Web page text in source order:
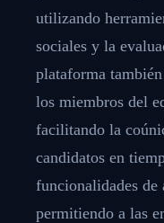
utilizando
sociales y la
plataforma
los miembros del
facilitando la
candidatos en
funcionalidades
permitiendo a las